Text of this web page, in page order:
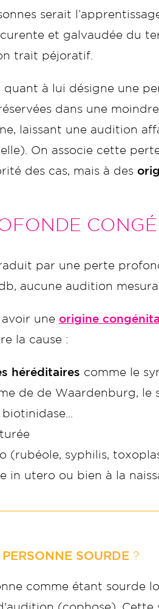
serait
et galvaudée du
trait péjoratif.
quant à lui désigne une
dans une
laissant une audition
On associe cette
des cas, mais à des
par une perte
aucune audition
une origine
la cause :
héréditaires comme le
de de Waardenburg, le
(rubéole, syphilis,
in utero ou bien à la
PERSONNE SOURDE ?
comme étant sourde